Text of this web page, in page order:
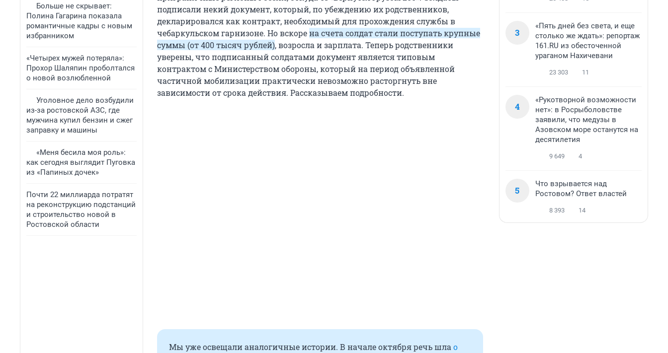
Больше не скрывает:
Полина Гагарина показала
романтичные кадры с новым
избранником
«Четырех мужей потеряла»:
Прохор Шаляпин проболтался
о новой возлюбленной
Уголовное дело возбудили
из-за ростовской АЗС, где
мужчина купил бензин и сжег
заправку и машины
«Меня бесила моя роль»:
как сегодня выглядит Пуговка
из «Папиных дочек»
Почти 22 миллиарда потратят
на реконструкцию подстанций
и строительство новой в
Ростовской области
подписали некий документ, который, по убеждению их родственников,
декларировался как контракт, необходимый для прохождения службы в
чебаркульском гарнизоне. Но вскорена счета солдат стали поступать крупные
суммы (от 400 тысяч рублей), возросла и зарплата. Теперь родственники
уверены, что подписанный солдатами документ является типовым
контрактом с Министерством обороны, который на период объявленной
частичной мобилизации практически невозможно расторгнуть вне
зависимости от срока действия. Рассказываем подробности.
Мы уже освещали аналогичные истории. В начале октября речь шла о
3
«Пять дней без света, и еще
столько же ждать»: репортаж
161.RU из обесточенной
ураганом Нахичевани
23 303 11
4
«Рукотворной возможности
нет»: в Росрыболовстве
заявили, что медузы в
Азовском море останутся на
десятилетия
9 649 4
5
Что взрывается над
Ростовом? Ответ властей
8 393 14